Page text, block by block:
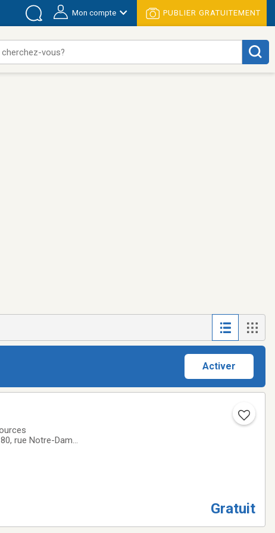
Mon compte PUBLIER GRATUITEMENT
cherchez-vous?
Activer
rue Notre-Dame
Gratuit